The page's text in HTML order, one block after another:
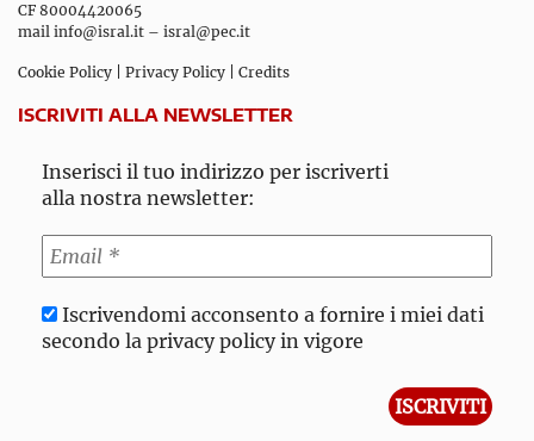
CF 80004420065
mail info@isral.it – isral@pec.it
Cookie Policy Privacy Policy Credits
ISCRIVITI ALLA NEWSLETTER
Inserisci il tuo indirizzo per iscriverti
alla nostra newsletter:
Iscrivendomi acconsento a fornire i miei dati
secondo la privacy policy in vigore